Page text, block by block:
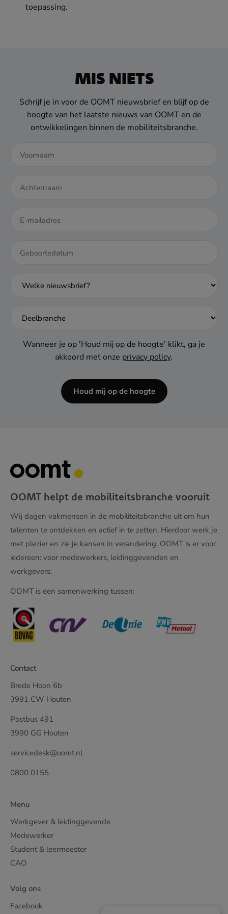
toepassing.
MIS NIETS
Schrijf je in voor de OOMT nieuwsbrief en blijf op de
hoogte van het laatste nieuws van OOMT en de
ontwikkelingen binnen de mobiliteitsbranche.
DD
MM
Wanneer je op 'Houd mij op de hoogte' klikt, ga je
akkoord met onze privacy policy.
Houd mij op de hoogte
OOMT helpt de mobiliteitsbranche vooruit
Wij dagen vakmensen in de mobiliteitsbranche uit om hun
talenten te ontdekken en actief in te zetten. Hierdoor werk je
met plezier en zie je kansen in verandering. OOMT is er voor
iedereen: voor medewerkers, leidinggevenden en
werkgevers.
OOMT is een samenwerking tussen:
Contact
Brede Hoon 6b
3991 CW Houten
Postbus 491
3990 GG Houten
servicedesk@oomt.nl
0800 0155
Menu
Werkgever & leidinggevende
Medewerker
Student & leermeester
CAO
Volg ons
Facebook